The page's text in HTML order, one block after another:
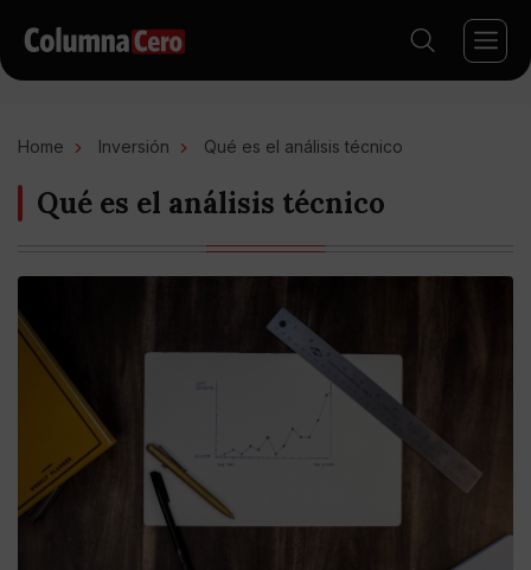
Home Inversión Qué es el análisis técnico
Qué es el análisis técnico